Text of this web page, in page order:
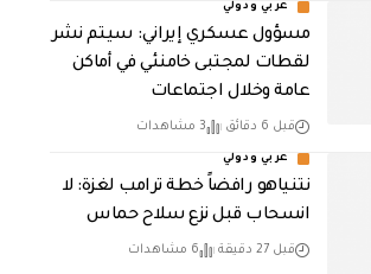
عربي ودولي
مسؤول عسكري إيراني: سيتم نشر
لقطات لمجتبى خامنئي في أماكن
عامة وخلال اجتماعات
قبل 6 دقائق 3 مشاهدات
عربي ودولي
نتنياهو رافضاً خطة ترامب لغزة: لا
انسحاب قبل نزع سلاح حماس
قبل 27 دقيقة 6 مشاهدات